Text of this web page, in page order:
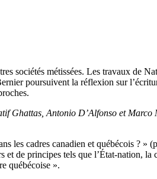
sociétés métissées. Les travaux de
poursuivent la réflexion sur
Ghattas, Antonio D’Alfonso et Marco
cadres canadien et québécois ? »
de principes tels que l’État-nation, la
québécoise ».